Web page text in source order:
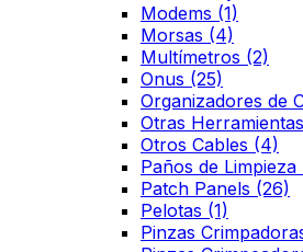
Modems (1)
Morsas (4)
Multímetros (2)
Onus (25)
Organizadores de
Otras Herramientas
Otros Cables (4)
Paños de Limpieza
Patch Panels (26)
Pelotas (1)
Pinzas